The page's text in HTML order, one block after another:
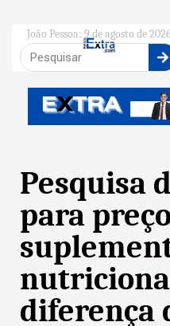
João Pessoa: 9 de agosto de 2026
Pesquisa
para
diferença